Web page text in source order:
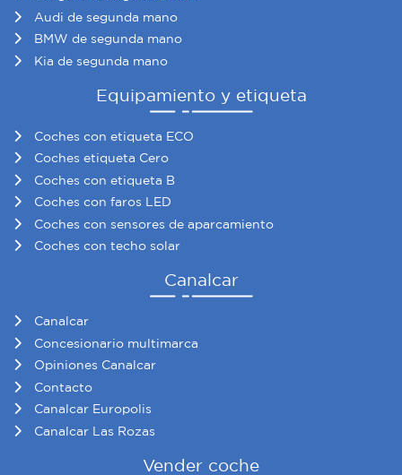
Audi de segunda mano
BMW de segunda mano
Kia de segunda mano
Equipamiento y etiqueta
Coches con etiqueta ECO
Coches etiqueta Cero
Coches con etiqueta B
Coches con faros LED
Coches con sensores de aparcamiento
Coches con techo solar
Canalcar
Canalcar
Concesionario multimarca
Opiniones Canalcar
Contacto
Canalcar Europolis
Canalcar Las Rozas
Vender coche